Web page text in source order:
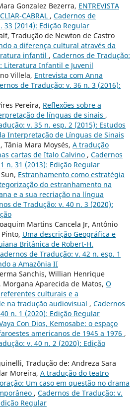
Gonzalez Bezerra, ENTREVISTA
CABRAL , Cadernos de
33 (2014): Edição Regular
Tradução de Newton de Castro
a diferença cultural através da
infantil , Cadernos de Tradução:
Literatura Infantil e Juvenil
Villela, Entrevista com Anna
de Tradução: v. 36 n. 3 (2016):
Pereira, Reflexões sobre a
de línguas de sinais ,
v. 35 n. esp. 2 (2015): Estudos
Interpretação de Línguas de Sinais
Tânia Mara Moysés, A tradução
cartas de Italo Calvino , Cadernos
n. 31 (2013): Edição Regular
Estranhamento como estratégia
do estranhamento na
e a sua recriação na língua
de Tradução: v. 40 n. 3 (2020):
Martins Cancela Jr, Antônio
Uma descrição Geográfica e
Britânica de Robert-H.
de Tradução: v. 42 n. esp. 1
a Amazônia II
Sanchis, Willian Henrique
Morgana Aparecida de Matos, O
culturais e a
na tradução audiovisual , Cadernos
n. 1 (2020): Edição Regular
Con Dios, Kemosabe: o espaço
americanos de 1945 a 1976 ,
v. 40 n. 2 (2020): Edição
Tradução de: Andreza Sara
Moreira, A tradução do teatro
Um caso em questão no drama
, Cadernos de Tradução: v.
Regular